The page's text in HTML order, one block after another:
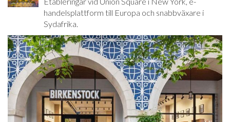
handelsplattform till Europa och snabbväxare i
Sydafrika.